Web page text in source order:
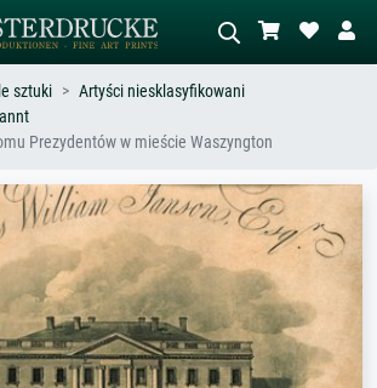
Wyszukiwanie obrazów AI
noc,
akt.
abstrakcja z czerwienią, ciemny olej,
stojący akt obok drzewa.
sztuki
Artyści niesklasyfikowani
Prezydentów w mieście Waszyngton